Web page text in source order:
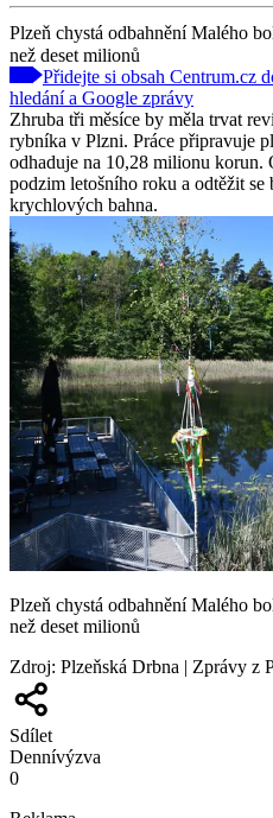
Plzeň chystá odbahnění Malého
než deset milionů
Přidejte si obsah Centrum.cz
hledání a Google zprávy
Zhruba tři měsíce by měla trvat
rybníka v Plzni. Práce připravuje
odhaduje na 10,28 milionu korun.
podzim letošního roku a odtěžit se
krychlových bahna.
Plzeň chystá odbahnění Malého
než deset milionů
Zdroj: Plzeňská Drbna | Zprávy z
Sdílet
Dennívýzva
0